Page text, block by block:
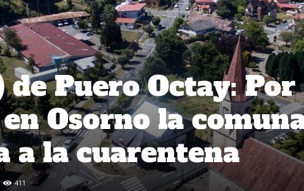
de Puero Octay: Por
Osorno la
a la cuarentena
411